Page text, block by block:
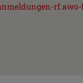
rf.awo-